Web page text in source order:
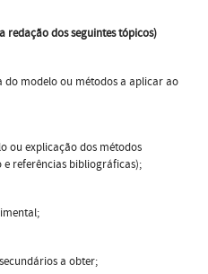
redação dos seguintes tópicos)
ou métodos a aplicar ao
ou explicação dos métodos
referências bibliográficas);
a obter;